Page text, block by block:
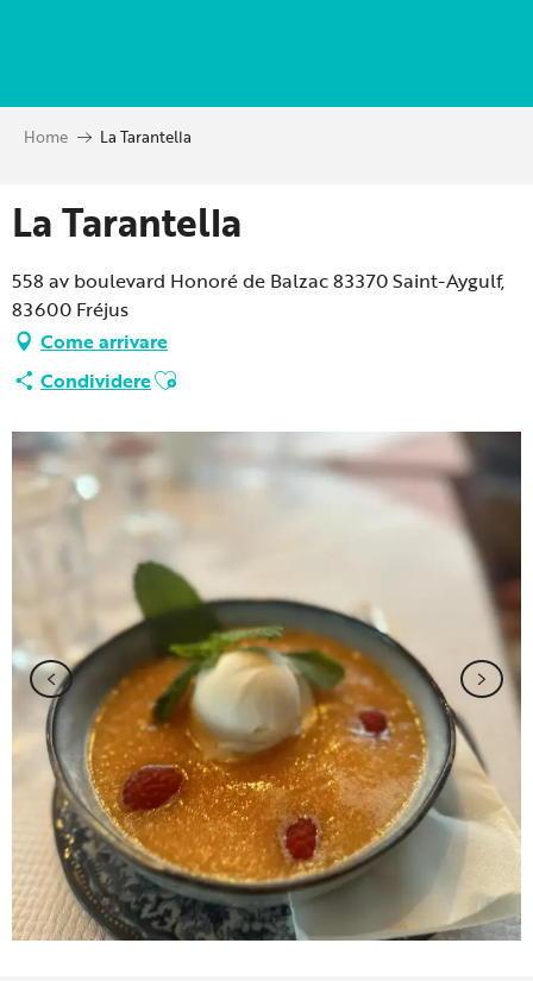
principal
Home La Tarantella
La Tarantella
558 av boulevard Honoré de Balzac 83370 Saint-Aygulf,
83600 Fréjus
Come arrivare
CondividereAjouter aux favoris